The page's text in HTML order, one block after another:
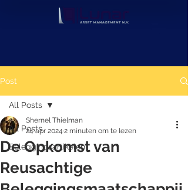
Post
All Posts
Beleggingsartikelen
All Posts
De Opkomst van
Reusachtige
Shernel Thielman
24 apr 2024 2 minuten om te lezen